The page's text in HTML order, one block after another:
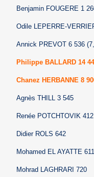
Benjamin FOUGERE 1
Odile LEPERRE-
Annick PREVOT 6 536
Philippe BALLARD 14
Chanez HERBANNE 8
Agnès THILL 3 545
Renée POTCHTOVIK 412
Didier ROLS 642
Mohamed EL AYATTE 611
Mohrad LAGHRARI 720